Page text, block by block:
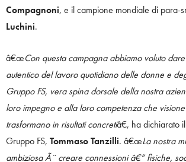
Compagnoni, e il campione mondiale di para-
Luchini.
â€œCon questa campagna abbiamo voluto
autentico del lavoro quotidiano delle donne e
Gruppo FS, vera spina dorsale della nostra
loro impegno e alla loro competenza che
trasformano in risultati concretiâ€, ha dichiarato
Gruppo FS, Tommaso Tanzilli. â€œLa nostra
ambiziosa Ã¨ creare connessioni â€“ fisiche,